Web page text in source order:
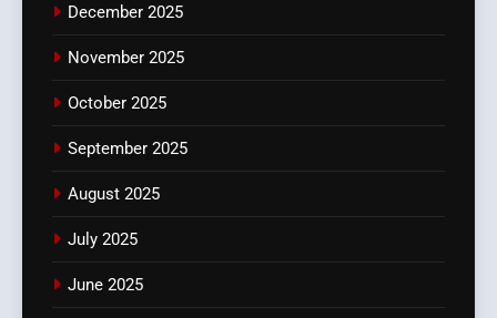
December 2025
November 2025
October 2025
September 2025
August 2025
July 2025
June 2025